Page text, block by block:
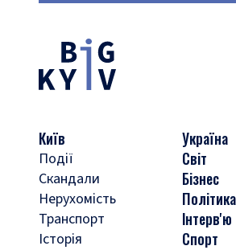
Київ
Події
Скандали
Нерухомість
Транспорт
Історія
Україна
Світ
Бізнес
Політика
Інтерв'ю
Спорт